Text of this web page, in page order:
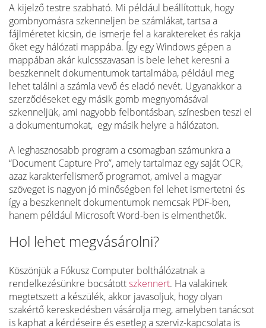
A kijelző testre szabható. Mi például beállítottuk, hogy
gombnyomásra szkenneljen be számlákat, tartsa a
fájlméretet kicsin, de ismerje fel a karaktereket és rakja
őket egy hálózati mappába. Így egy Windows gépen a
mappában akár kulcsszavasan is bele lehet keresni a
beszkennelt dokumentumok tartalmába, például meg
lehet találni a számla vevő és eladó nevét. Ugyanakkor a
szerződéseket egy másik gomb megnyomásával
szkenneljük, ami nagyobb felbontásban, színesben teszi el
a dokumentumokat, egy másik helyre a hálózaton.
A leghasznosabb program a csomagban számunkra a
“Document Capture Pro”, amely tartalmaz egy saját OCR,
azaz karakterfelismerő programot, amivel a magyar
szöveget is nagyon jó minőségben fel lehet ismertetni és
így a beszkennelt dokumentumok nemcsak PDF-ben,
hanem például Microsoft Word-ben is elmenthetők.
Hol lehet megvásárolni?
Köszönjük a Fókusz Computer bolthálózatnak a
rendelkezésünkre bocsátottszkennert. Ha valakinek
megtetszett a készülék, akkor javasoljuk, hogy olyan
szakértő kereskedésben vásárolja meg, amelyben tanácsot
is kaphat a kérdéseire és esetleg a szerviz-kapcsolata is